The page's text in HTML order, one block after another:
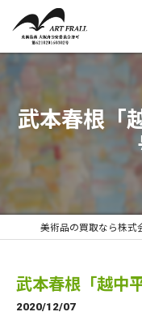
武本春根「
武本春根「越
2020/12/07